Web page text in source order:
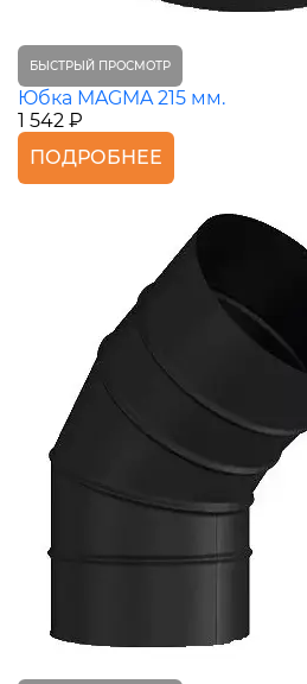
БЫСТРЫЙ ПРОСМОТР
Юбка MAGMA 215 мм.
1 542 ₽
ПОДРОБНЕЕ